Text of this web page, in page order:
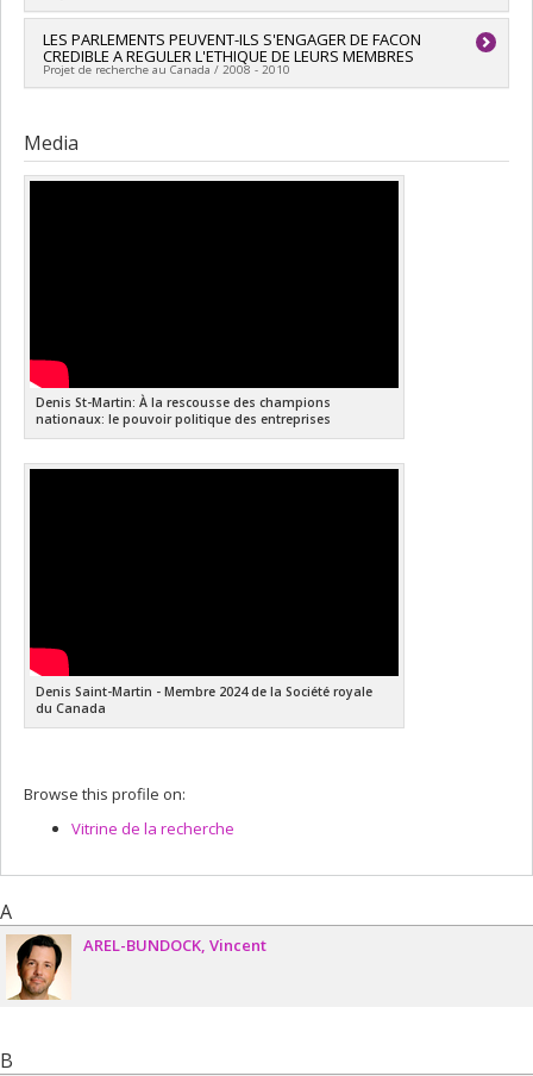
Lead researcher :Denis Saint-Martin
Funding sources:CRSH/Conseil de recherches en sciences
humaines du Canada
LES PARLEMENTS PEUVENT-ILS S'ENGAGER DE FACON
CREDIBLE A REGULER L'ETHIQUE DE LEURS MEMBRES
Projet de recherche au Canada / 2008 - 2010
Media
Denis St-Martin: À la rescousse des champions
nationaux: le pouvoir politique des entreprises
Denis Saint-Martin - Membre 2024 de la Société royale
du Canada
Browse this profile on:
Vitrine de la recherche
A
AREL-BUNDOCK Vincent
B